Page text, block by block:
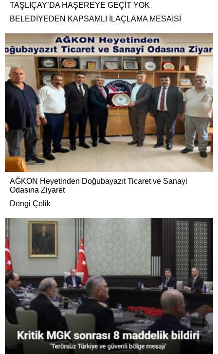
TAŞLIÇAY’DA HAŞEREYE GEÇİT YOK
BELEDİYEDEN KAPSAMLI İLAÇLAMA MESAİSİ
AĞKON Heyetinden Doğubayazıt Ticaret ve Sanayi
Odasına Ziyaret
Dengi Çelik